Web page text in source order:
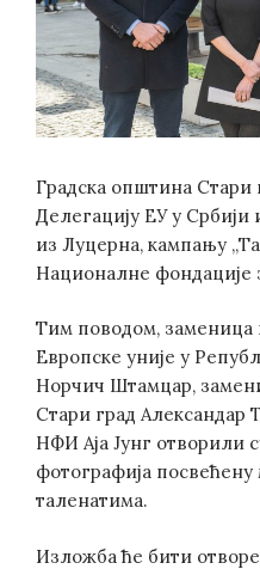
Градска општина Стари
Делегацију ЕУ у Србији
из Луцерна, кампању
Националне фондације
Тим поводом, заменица
Европске уније у
Норчич Штамцар,
Стари град Александар
НФИ Аја Јунг отворили
фотографија
таленатима.
Изложба ће бити